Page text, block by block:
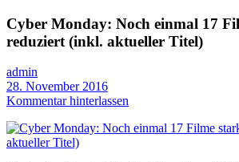
Cyber Monday: Noch einmal 17
reduziert (inkl. aktueller Titel)
admin
28. November 2016
Kommentar hinterlassen